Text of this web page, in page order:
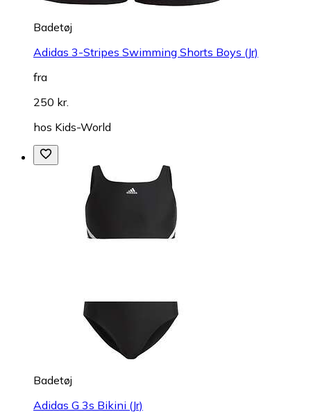
Badetøj
Adidas 3-Stripes Swimming Shorts Boys (Jr)
fra
250 kr.
hos Kids-World
Badetøj
Adidas G 3s Bikini (Jr)